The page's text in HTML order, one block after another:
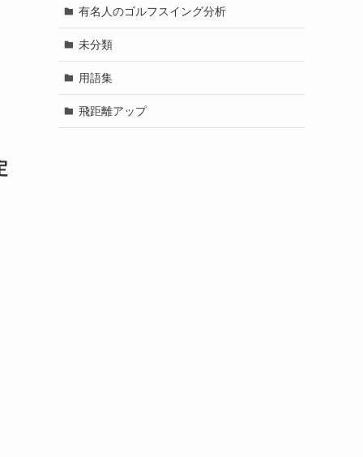
有名人のゴルフスイング分析
未分類
用語集
飛距離アップ